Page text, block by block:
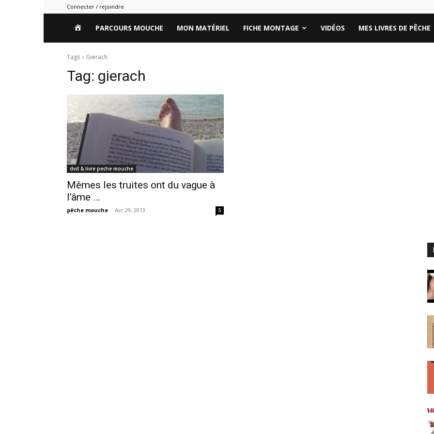
Connecter / rejoindre
HOMEPARCOURS MOUCHE MON MATÉRIEL FICHE MONTAGE VIDÉOS MES LIVRES DE PÊCHE
Tags Gierach
Tag: gierach
dvd & livre peche mouche
Mêmes les truites ont du vague à
l’âme …
pêche mouche - Avr 29, 2013 5